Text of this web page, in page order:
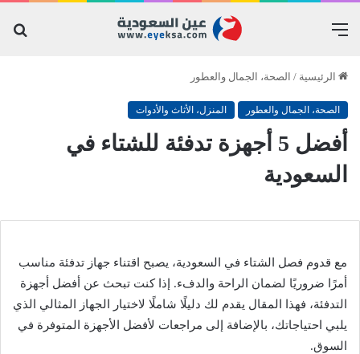
القائمة
الرئيسية / الصحة، الجمال والعطور
الصحة، الجمال والعطور المنزل، الأثاث والأدوات
أفضل 5 أجهزة تدفئة للشتاء في
السعودية
مع قدوم فصل الشتاء في السعودية، يصبح اقتناء جهاز تدفئة مناسب
أمرًا ضروريًا لضمان الراحة والدفء. إذا كنت تبحث عن أفضل أجهزة
التدفئة، فهذا المقال يقدم لك دليلًا شاملًا لاختيار الجهاز المثالي الذي
يلبي احتياجاتك، بالإضافة إلى مراجعات لأفضل الأجهزة المتوفرة في
السوق.